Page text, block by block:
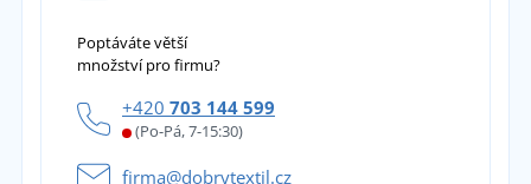
Poptáváte větší
množství pro firmu?
+420 703 144 599
(Po-Pá, 7-15:30)
firma@dobrytextil.cz